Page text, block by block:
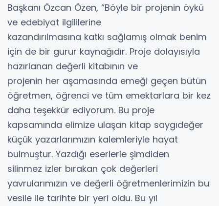
Başkanı Özcan Özen, “Böyle bir projenin öykü
ve edebiyat ilgililerine
kazandırılmasına katkı sağlamış olmak benim
için de bir gurur kaynağıdır. Proje dolayısıyla
hazırlanan değerli kitabının ve
projenin her aşamasında emeği geçen bütün
öğretmen, öğrenci ve tüm emektarlara bir kez
daha teşekkür ediyorum. Bu proje
kapsamında elimize ulaşan kitap saygıdeğer
küçük yazarlarımızın kalemleriyle hayat
bulmuştur. Yazdığı eserlerle şimdiden
silinmez izler bırakan çok değerleri
yavrularımızın ve değerli öğretmenlerimizin bu
vesile ile tarihte bir yeri oldu. Bu yıl